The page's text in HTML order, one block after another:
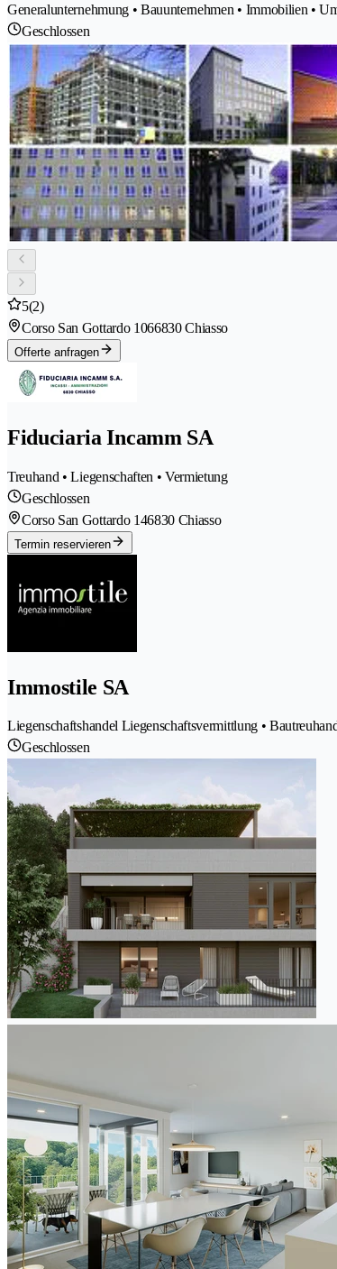
Generalunternehmung • Bauunternehmen • Immobilien •
Geschlossen
5(2)
Corso San Gottardo 1066830 Chiasso
Offerte anfragen
Fiduciaria Incamm SA
Treuhand • Liegenschaften • Vermietung
Geschlossen
Corso San Gottardo 146830 Chiasso
Termin reservieren
Immostile SA
Liegenschaftshandel Liegenschaftsvermittlung •
Geschlossen